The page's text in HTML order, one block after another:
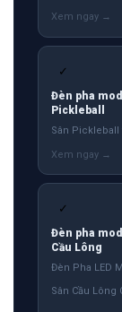
✓
Đèn pha
Pickleball
Sân
✓
Đèn pha
Cầu Lông
Đèn Pha LED
Sân Cầu Lông